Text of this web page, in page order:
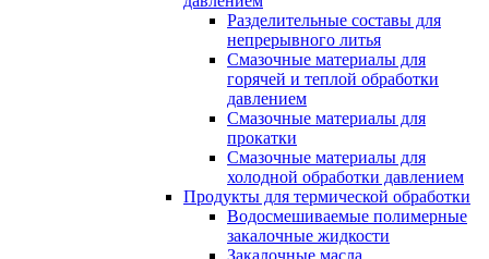
Разделительные составы для
непрерывного литья
Смазочные материалы для
горячей и теплой обработки
давлением
Смазочные материалы для
прокатки
Смазочные материалы для
холодной обработки давлением
Продукты для термической обработки
Водосмешиваемые полимерные
закалочные жидкости
Закалочные масла